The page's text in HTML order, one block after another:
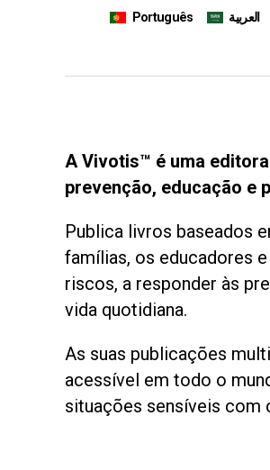
Português العربية
A Vivotis™ é uma
prevenção, educação e
Publica livros baseados
famílias, os educadores
riscos, a responder às
vida quotidiana.
As suas publicações
acessível em todo o
situações sensíveis com